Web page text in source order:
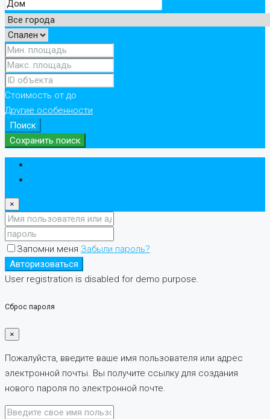
Стоимость от до
Другие особенности
Поиск
Сохранить поиск
×
Запомни меня Забыли пароль?
Авторизоваться
User registration is disabled for demo purpose.
Сброс пароля
×
Пожалуйста, введите ваше имя пользователя или адрес
электронной почты. Вы получите ссылку для создания
нового пароля по электронной почте.